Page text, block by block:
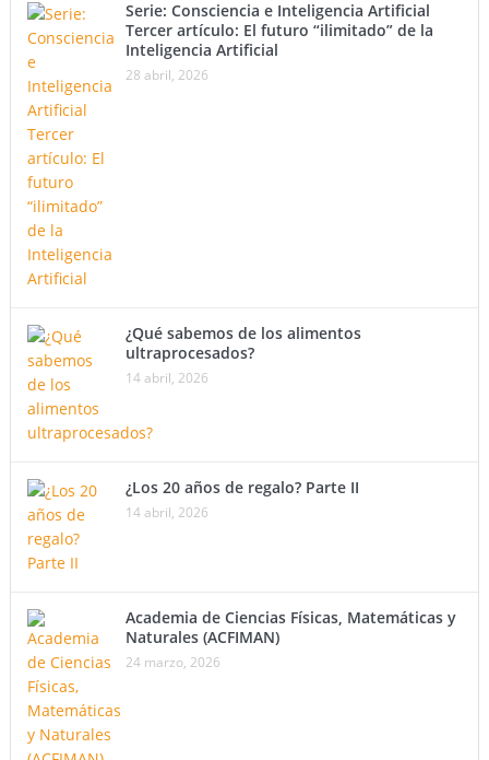
Serie: Consciencia e Inteligencia Artificial
Tercer artículo: El futuro “ilimitado” de la
Inteligencia Artificial
28 abril, 2026
¿Qué sabemos de los alimentos
ultraprocesados?
14 abril, 2026
¿Los 20 años de regalo? Parte II
14 abril, 2026
Academia de Ciencias Físicas, Matemáticas y
Naturales (ACFIMAN)
24 marzo, 2026